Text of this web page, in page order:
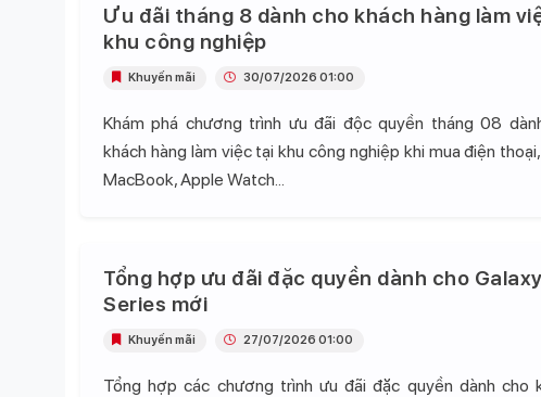
Ưu đãi tháng 8 dành cho khách hàng làm
khu công nghiệp
Khám phá chương trình ưu đãi độc quyền tháng 08
khách hàng làm việc tại khu công nghiệp khi mua điện thoại,
MacBook, Apple Watch...
Khuyến mãi 30/07/2026 01:00
Tổng hợp ưu đãi đặc quyền dành cho
Series mới
Tổng hợp các chương trình ưu đãi đặc quyền dành cho
Khuyến mãi 27/07/2026 01:00